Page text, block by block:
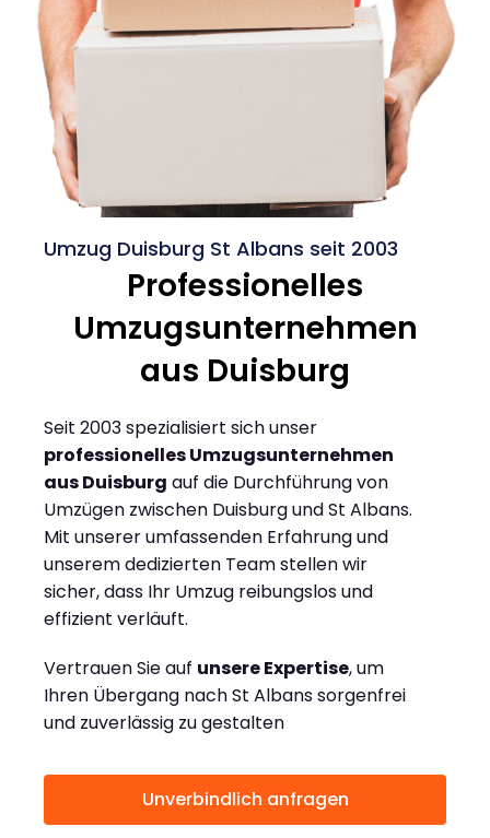
Umzug Duisburg St Albans seit 2003
Professionelles
Umzugsunternehmen
aus Duisburg
Seit 2003 spezialisiert sich unser
professionelles Umzugsunternehmen
aus Duisburg auf die Durchführung von
Umzügen zwischen Duisburg und St Albans.
Mit unserer umfassenden Erfahrung und
unserem dedizierten Team stellen wir
sicher, dass Ihr Umzug reibungslos und
effizient verläuft.
Vertrauen Sie auf unsere Expertise, um
Ihren Übergang nach St Albans sorgenfrei
und zuverlässig zu gestalten
Unverbindlich anfragen